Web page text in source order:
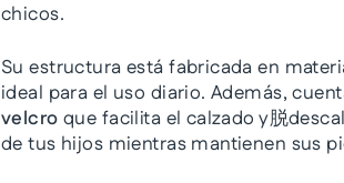
chicos.
Su estructura está fabricada en
ideal para el uso diario. Además,
velcro que facilita el calzado y脱
de tus hijos mientras mantienen sus